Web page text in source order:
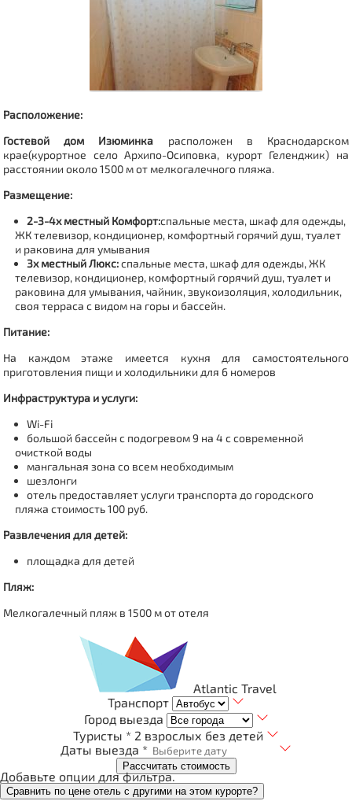
Расположение:
Гостевой дом Изюминка расположен в Краснодарском
крае(курортное село Архипо-Осиповка, курорт Геленджик) на
расстоянии около 1500 м от мелкогалечного пляжа.
Размещение:
2-3-4х местный Комфорт:спальные места, шкаф для одежды,
ЖК телевизор, кондиционер, комфортный горячий душ, туалет
и раковина для умывания
3х местный Люкс:спальные места, шкаф для одежды, ЖК
телевизор, кондиционер, комфортный горячий душ, туалет и
раковина для умывания, чайник, звукоизоляция, холодильник,
своя терраса с видом на горы и бассейн.
Питание:
На каждом этаже имеется кухня для самостоятельного
приготовления пищи и холодильники для 6 номеров
Инфраструктура и услуги:
Wi-Fi
большой бассейн с подогревом 9 на 4 с современной
очисткой воды
мангальная зона со всем необходимым
шезлонги
отель предоставляет услуги транспорта до городского
пляжа стоимость 100 руб.
Развлечения для детей:
площадка для детей
Пляж:
Мелкогалечный пляж в 1500 м от отеля
Atlantic Travel
Транспорт
Город выезда
Туристы * 2 взрослых без детей
Даты выезда *
Рассчитать стоимость
Добавьте опции для фильтра.
Сравнить по цене отель с другими на этом курорте?